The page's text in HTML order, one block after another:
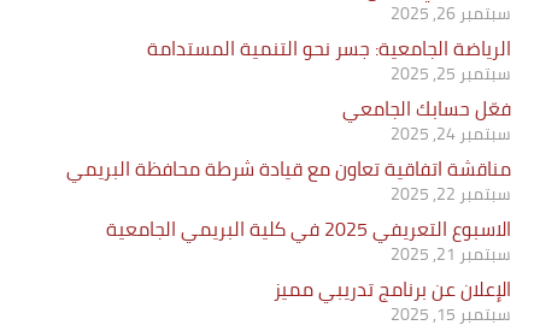
سبتمبر 26, 2025
الرياضة الجامعية: جسر نحو التنمية المستدامة
سبتمبر 25, 2025
فعّل حسابك الجامعي
سبتمبر 24, 2025
مناقشة اتفاقية تعاون مع قيادة شرطة محافظة البريمي
سبتمبر 22, 2025
الاسبوع التعريفي 2025 في كلية البريمي الجامعية
سبتمبر 21, 2025
الإعلان عن برنامج تدريبي مميز
سبتمبر 15, 2025